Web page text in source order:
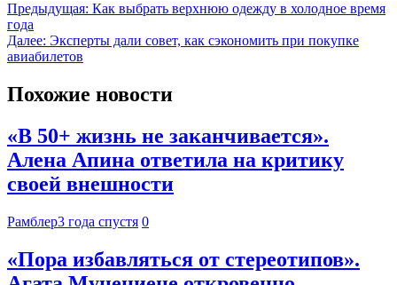
Предыдущая: Как выбрать верхнюю одежду в холодное время
года
Далее: Эксперты дали совет, как сэкономить при покупке
авиабилетов
Похожие новости
«В 50+ жизнь не заканчивается».
Алена Апина ответила на критику
своей внешности
Рамблер3 года спустя 0
«Пора избавляться от стереотипов».